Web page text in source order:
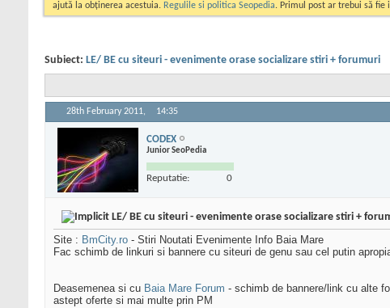
ajută la obținerea acestuia. Regulile si politica Seopedia. Primul post ar trebui să fie
Subiect: LE/ BE cu siteuri - evenimente orase socializare stiri + forumuri
28th February 2011, 14:35
CODEX
Junior SeoPedia
Reputatie: 0
LE/ BE cu siteuri - evenimente orase socializare stiri +
Site : BmCity.ro - Stiri Noutati Evenimente Info Baia Mare
Fac schimb de linkuri si bannere cu siteuri de genu sau cel putin
Deasemenea si cu Baia Mare Forum - schimb de bannere/link cu alte
astept oferte si mai multe prin PM